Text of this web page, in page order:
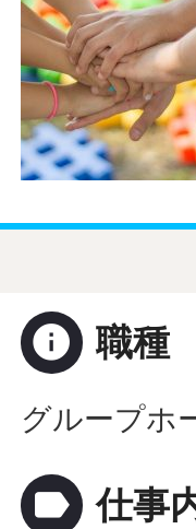
info 職種
グループホ
label 仕事